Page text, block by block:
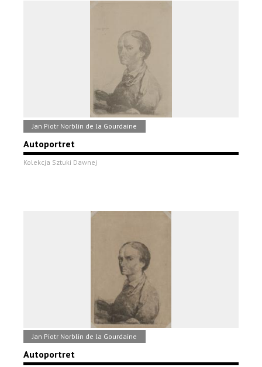
Jan Piotr Norblin de la Gourdaine
Autoportret
Kolekcja Sztuki Dawnej
Jan Piotr Norblin de la Gourdaine
Autoportret